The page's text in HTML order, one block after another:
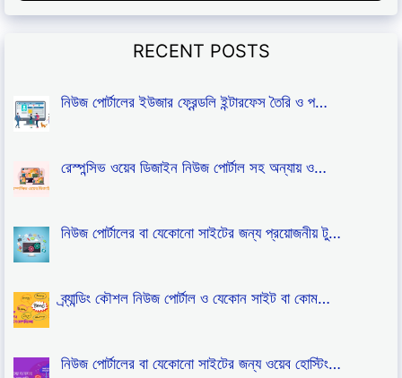
RECENT POSTS
নিউজ পোর্টালের ইউজার ফ্রেন্ডলি ইন্টারফেস তৈরি ও প…
রেস্পন্সিভ ওয়েব ডিজাইন নিউজ পোর্টাল সহ অন্যায় ও…
নিউজ পোর্টালের বা যেকোনো সাইটের জন্য প্রয়োজনীয় টু…
ব্র্যান্ডিং কৌশল নিউজ পোর্টাল ও যেকোন সাইট বা কোম…
নিউজ পোর্টালের বা যেকোনো সাইটের জন্য ওয়েব হোস্টিং…